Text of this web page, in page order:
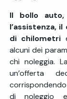
Il bollo auto,
l’assistenza,
di chilometri
alcuni dei
chi noleggia.
un’offerta
corrispondendo
di noleggio